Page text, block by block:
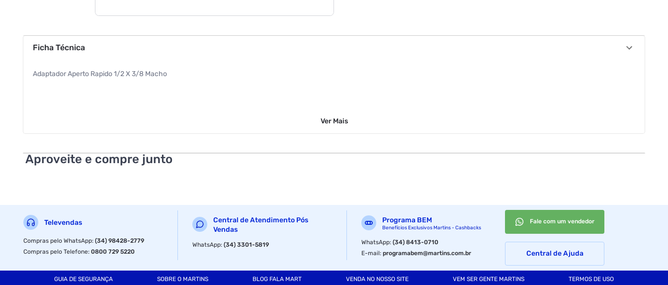
Ficha Técnica
Adaptador Aperto Rapido 1/2 X 3/8 Macho
Ver Mais
Aproveite e compre junto
Televendas
Compras pelo WhatsApp:(34) 98428-2779
Compras pelo Telefone:0800 729 5220
Central de Atendimento Pós
Vendas
WhatsApp:(34) 3301-5819
Programa BEM
Benefícios Exclusivos Martins - Cashbacks
WhatsApp:(34) 8413-0710
E-mail:programabem@martins.com.br
Fale com um vendedor
Central de Ajuda
GUIA DE SEGURANÇA SOBRE O MARTINS BLOG FALA MART VENDA NO NOSSO SITE VEM SER GENTE MARTINS TERMOS DE USO